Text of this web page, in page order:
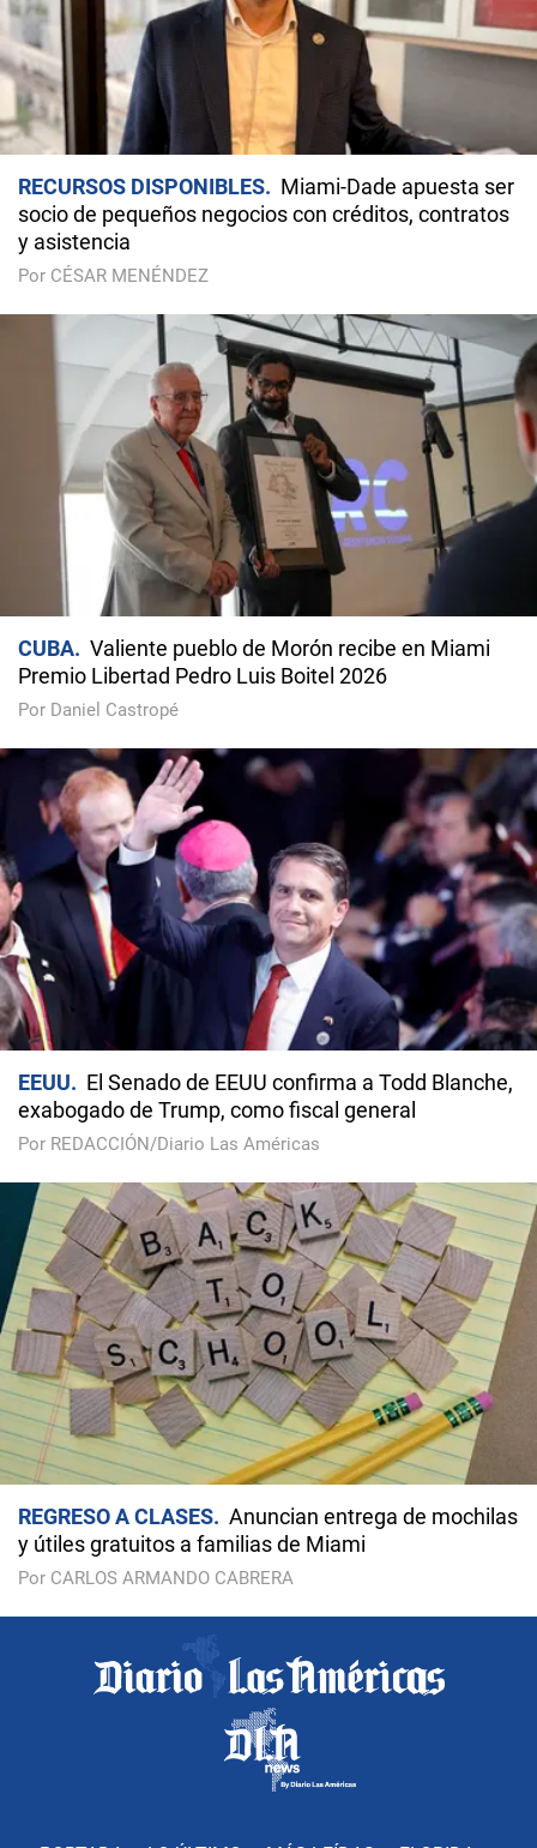
RECURSOS DISPONIBLES
Miami-Dade apuesta ser
socio de pequeños negocios con créditos, contratos
y asistencia
Por CÉSAR MENÉNDEZ
CUBA
Valiente pueblo de Morón recibe en Miami
Premio Libertad Pedro Luis Boitel 2026
Por Daniel Castropé
EEUU
El Senado de EEUU confirma a Todd Blanche,
exabogado de Trump, como fiscal general
Por REDACCIÓN/Diario Las Américas
REGRESO A CLASES
Anuncian entrega de mochilas
y útiles gratuitos a familias de Miami
Por CARLOS ARMANDO CABRERA